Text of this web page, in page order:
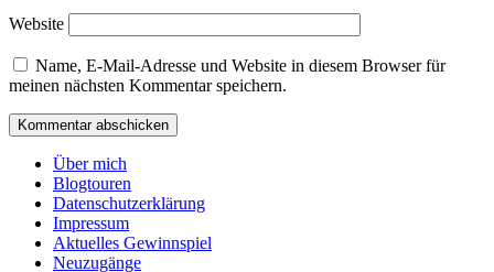
Website
Name, E-Mail-Adresse und Website in diesem Browser für
meinen nächsten Kommentar speichern.
Über mich
Blogtouren
Datenschutzerklärung
Impressum
Aktuelles Gewinnspiel
Neuzugänge